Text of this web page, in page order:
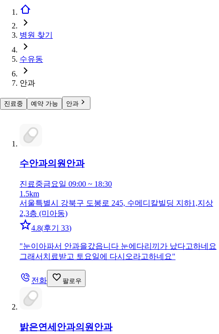
병원 찾기
수유동
안과
진료중 예약 가능 안과
수안과의원안과
진료중금요일 09:00 ~ 18:30
1.5km
서울특별시 강북구 도봉로 245, 수메디칼빌딩 지하1,지상
2,3층 (미아동)
4.8(후기 33)
"눈이아파서 안과을갔읍니다 눈에다리끼가 났다고하네요
그래서치료받고 토요일에 다시오라고하네요"
전화 팔로우
밝은연세안과의원 안과